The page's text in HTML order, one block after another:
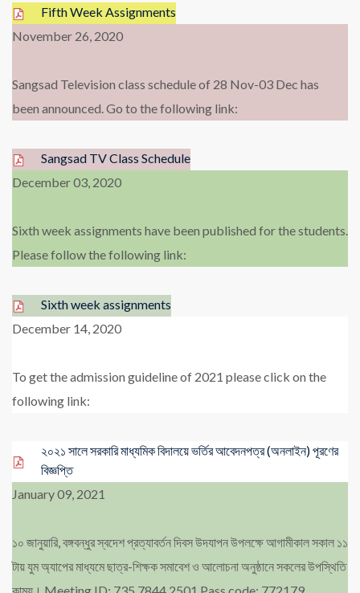
Fifth Week Assignments
November 26, 2020
Sangsad Television class schedule of 28 Nov-03 Dec has
been announced. Go to the following link:
Sangsad TV Class Schedule
December 03, 2020
Sixth week assignments have been published for the students.
Please follow the following link:
Sixth week assignments
December 14, 2020
To get the admission guideline of 2021 please click on the
following link:
২০২১ সালে সরকারি মাধ্যমিক বিদালয়ে ভর্তির আবেদনপত্র (অনলাইন) পূরণের
বিজ্ঞপ্তি
January 09, 2021
১০ জানুয়ারি, বঙ্গবন্ধুর স্বদেশ প্রত্যাবর্তন দিবস উদযাপন উপলক্ষে আগামীকাল সকাল ১১
টায় যুম অ্যাপের মাধ্যমে ছাত্র-শিক্ষক সমাবেশ ও আলোচনা অনুষ্ঠানে সকলের উপস্থিতি
কাম্য। Meeting ID: 735 7844 2501 Pass code: 772179